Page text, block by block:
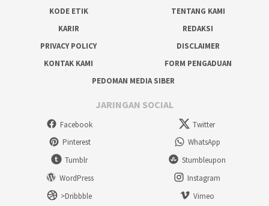
KODE ETIK
TENTANG KAMI
KARIR
REDAKSI
PRIVACY POLICY
DISCLAIMER
KONTAK KAMI
FORM PENGADUAN
PEDOMAN MEDIA SIBER
JARINGAN SOCIAL
Facebook
Twitter
Pinterest
WhatsApp
Tumblr
Stumbleupon
WordPress
Instagram
>Dribbble
Vimeo